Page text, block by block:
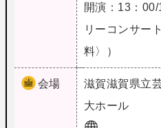
開演：13：
リーコンサー
料〉）
会場 滋賀滋賀県立
大ホール